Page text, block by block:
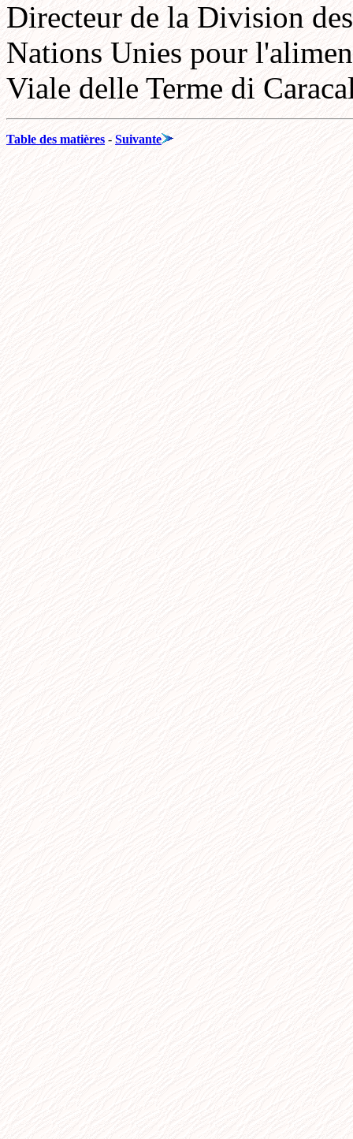
Directeur de la Division
Nations Unies pour
Viale delle Terme di
Table des matières - Suivante